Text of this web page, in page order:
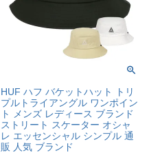
HUF ハフ バケットハット トリ
プルトライアングル ワンポイン
ト メンズ レディース ブランド
ストリート スケーター オシャ
レ エッセンシャル シンプル 通
販 人気 ブランド